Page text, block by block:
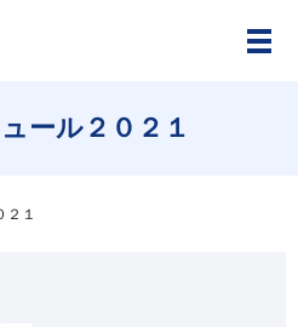
メ
ール２０２１
２１